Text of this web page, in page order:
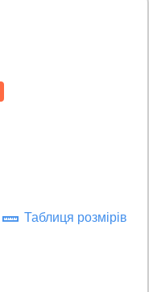
Таблиця розмірів